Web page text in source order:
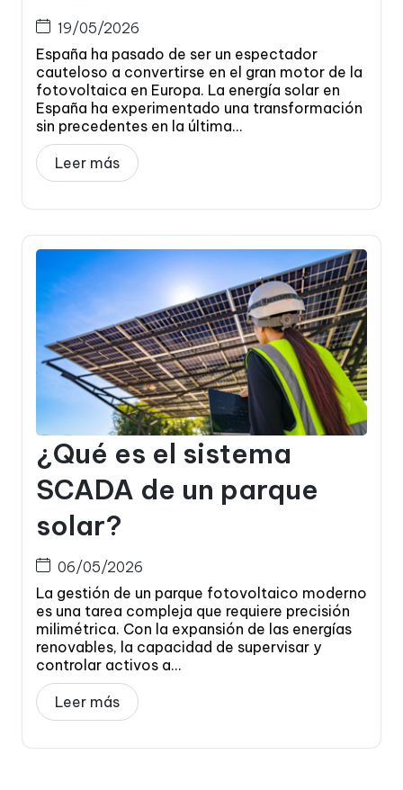
19/05/2026
España ha pasado de ser un espectador
cauteloso a convertirse en el gran motor de la
fotovoltaica en Europa. La energía solar en
España ha experimentado una transformación
sin precedentes en la última...
Leer más
¿Qué es el sistema
SCADA de un parque
solar?
06/05/2026
La gestión de un parque fotovoltaico moderno
es una tarea compleja que requiere precisión
milimétrica. Con la expansión de las energías
renovables, la capacidad de supervisar y
controlar activos a...
Leer más